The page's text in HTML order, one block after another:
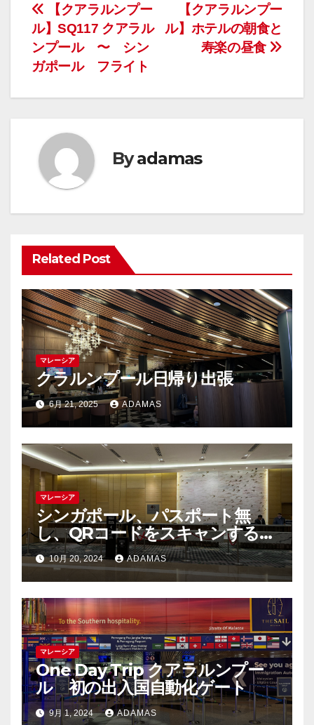
投
稿
ナ
ビ
ゲ
ー
シ
ョ
ン
【クアラルンプー
ル】ホテルの朝食と
寿楽の昼食
【クアラルンプー
ル】SQ117 クアラル
ンプール 〜 シン
ガポール フライト
Byadamas
Related Post
マレーシア
クラルンプール日帰り出張
6月 21, 2025 ADAMAS
マレーシア
シンガポール、パスポート無
し、QRコードをスキャンするだ
けで出国できました
10月 20, 2024 ADAMAS
マレーシア
One Day Trip クアラルンプー
ル 初の出入国自動化ゲート
9月 1, 2024 ADAMAS